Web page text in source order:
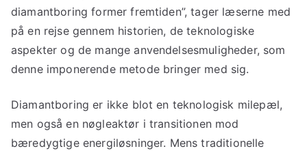
diamantboring former fremtiden”, tager læserne med
på en rejse gennem historien, de teknologiske
aspekter og de mange anvendelsesmuligheder, som
denne imponerende metode bringer med sig.
Diamantboring er ikke blot en teknologisk milepæl,
men også en nøgleaktør i transitionen mod
bæredygtige energiløsninger. Mens traditionelle